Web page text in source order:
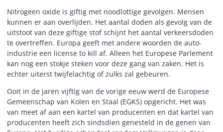
Nitrogeen oxide is giftig met noodlottige gevolgen. Mensen
kunnen er aan overlijden. Het aantal doden als gevolg van de
uitstoot van deze giftige stof schijnt het aantal verkeersdoden
te overtreffen. Europa geeft met andere woorden de auto-
industrie een license to kill af. Alleen het Europese Parlement
kan nog een stokje steken voor deze gang van zaken. Het is
echter uiterst twijfelachtig of zulks zal gebeuren.
Ooit in de jaren vijftig van de vorige eeuw werd de Europese
Gemeenschap van Kolen en Staal (EGKS) opgericht. Het was
van meet af aan een kartel van producenten en dat kartel van
producenten heeft zich sindsdien genesteld in de genen van